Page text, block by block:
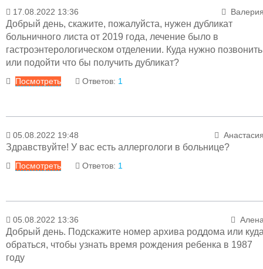
19.08.2022 15:00 Менеджер
Уважаемая Валерия! Вам необходимо прийти
канцелярию, которая находится
административном корпусе ТГКБ №5, и
которой вам необходим дубликат
17.08.2022 13:36
Добрый день, скажите, пожалуйста, нужен дубликат
больничного листа от 2019 года, лечение было в
гастроэнтерологическом отделении. Куда нужно позвонить
или подойти что бы получить дубликат?
Посмотреть Ответов: 1
Ответ
18.08.2022 11:47 Менеджер
по телефону канцелярии:
05.08.2022 19:48
Здравствуйте! У вас есть аллергологи в больнице?
Посмотреть Ответов: 1
Ответ
08.08.2022 15:35 Менеджер
К сожалению, в настоящее время таких
05.08.2022 13:36
Добрый день. Подскажите номер архива роддома или
обраться, чтобы узнать время рождения ребенка в 1987
году